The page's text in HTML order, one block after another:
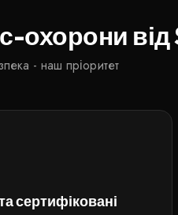
охорони від
- наш пріоритет
сертифіковані